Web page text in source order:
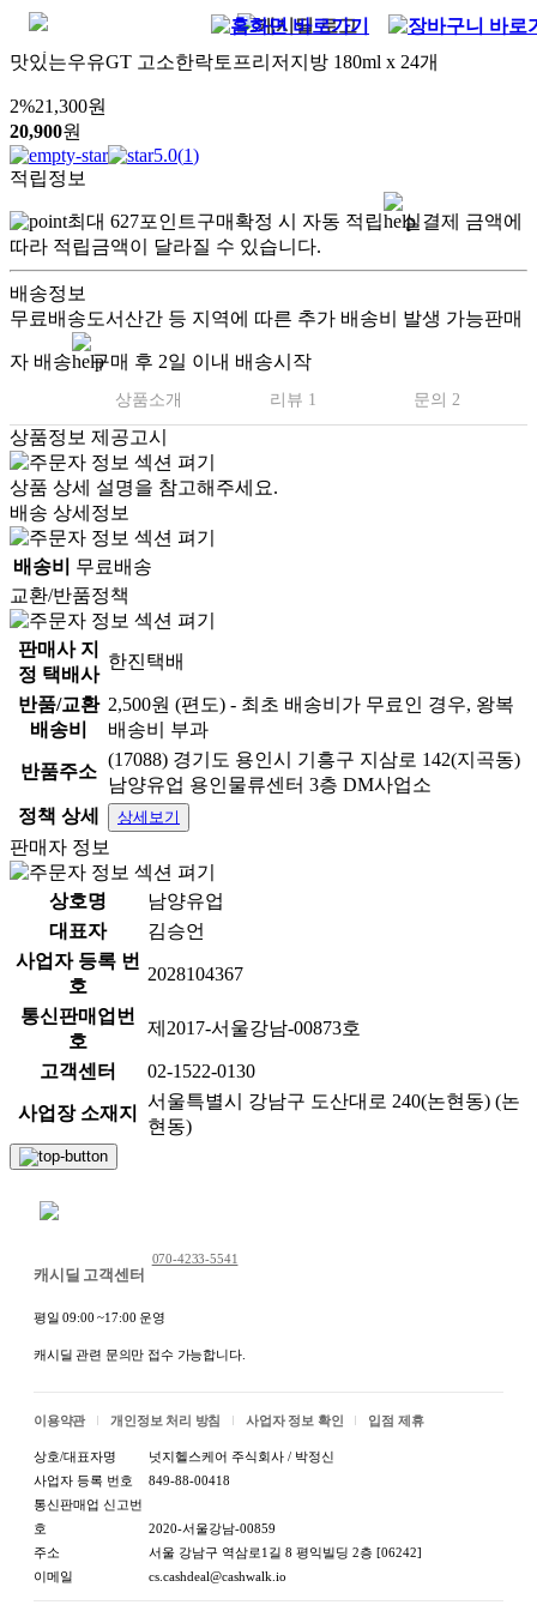
맛있는우유GT 고소한락토프리저지방 180ml x 24개
2%21,300원
20,900원
5.0(1)
적립정보
최대 627포인트구매확정 시 자동 적립
실결제 금액에
따라 적립금액이 달라질 수 있습니다.
배송정보
무료배송도서산간 등 지역에 따른 추가 배송비 발생 가능판매
자 배송 구매 후 2일 이내 배송시작
상품소개 리뷰 1 문의 2
상품정보 제공고시
상품 상세 설명을 참고해주세요.
배송 상세정보
배송비
무료배송
교환/반품정책
판매사 지
정 택배사
한진택배
반품/교환
배송비
2,500원 (편도) - 최초 배송비가 무료인 경우, 왕복
배송비 부과
반품주소
(17088) 경기도 용인시 기흥구 지삼로 142(지곡동)
남양유업 용인물류센터 3층 DM사업소
정책 상세
상세보기
판매자 정보
상호명
남양유업
대표자
김승언
사업자 등록 번
호
2028104367
통신판매업번
호
제2017-서울강남-00873호
고객센터 02-1522-0130
사업장 소재지
서울특별시 강남구 도산대로 240(논현동) (논
현동)
캐시딜 고객센터
070-4233-5541
평일 09:00 ~17:00 운영
캐시딜 관련 문의만 접수 가능합니다.
이용약관 개인정보 처리 방침 사업자 정보 확인 입점 제휴
상호/대표자명
넛지헬스케어 주식회사 / 박정신
사업자 등록 번호
849-88-00418
통신판매업 신고번
호
2020-서울강남-00859
주소
서울 강남구 역삼로1길 8 평익빌딩 2층 [06242]
이메일
cs.cashdeal@cashwalk.io